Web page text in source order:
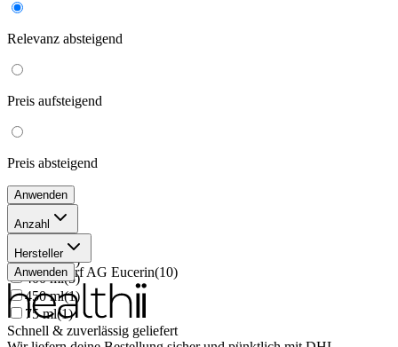
Relevanz absteigend
Preis aufsteigend
Preis absteigend
Anwenden
Anzahl
(2 )
100 ml(1)
400 ml(5)
450 ml(1)
75 ml(1)
Hersteller
Beiersdorf AG Eucerin(10)
Anwenden
Schnell & zuverlässig geliefert